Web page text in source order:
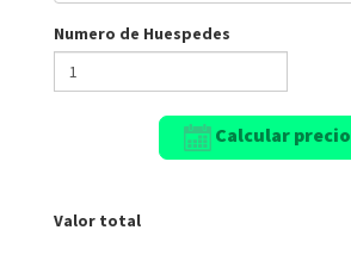
Numero de Huespedes
Calcular precio
Valor total